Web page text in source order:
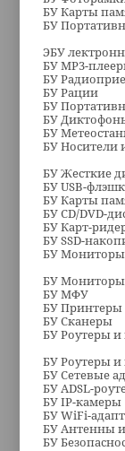
БУ Карты
БУ
ЭБУ
БУ MP3-
БУ
БУ Рации
БУ
БУ
БУ
БУ Носители
БУ Жесткие
БУ USB-
БУ Карты
БУ CD/DVD-
БУ Карт-
БУ SSD-
БУ
БУ Мониторы
БУ МФУ
БУ Принтеры
БУ Сканеры
БУ Роутеры
БУ Роутеры
БУ Сетевые
БУ ADSL-
БУ IP-камеры
БУ WiFi-
БУ Антенны
БУ